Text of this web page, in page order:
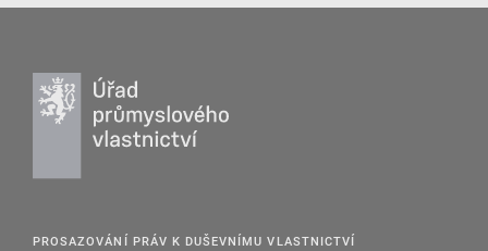
PROSAZOVÁNÍ PRÁV K DUŠEVNÍMU VLASTNICTVÍ